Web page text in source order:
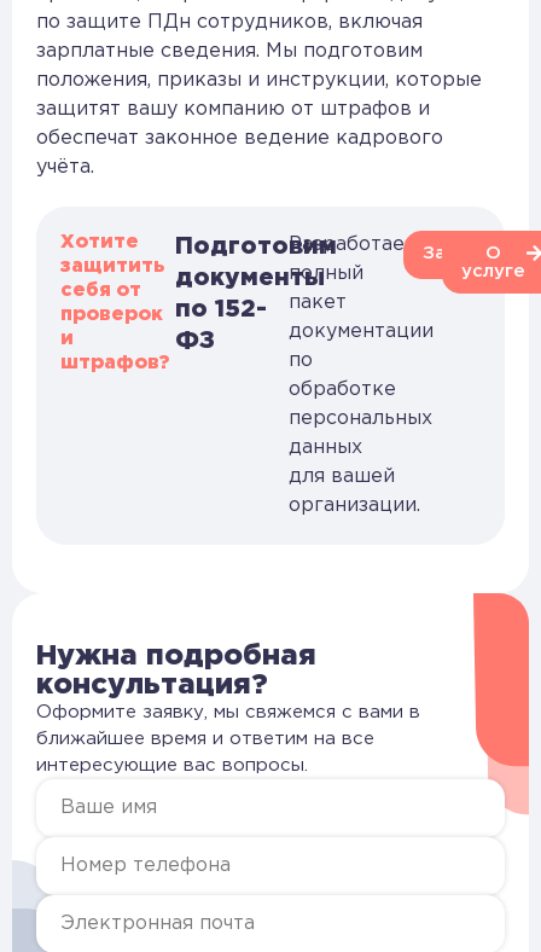
по защите ПДн сотрудников, включая
зарплатные сведения. Мы подготовим
положения, приказы и инструкции, которые
защитят вашу компанию от штрафов и
обеспечат законное ведение кадрового
учёта.
Хотите
защитить
себя от
проверок
и
штрафов?
Подготовим
документы
по 152-
ФЗ
Разработаем
полный
пакет
документации
по
обработке
персональных
данных
для вашей
организации.
Заказать
О
услуге
Нужна подробная
консультация?
Оформите заявку, мы свяжемся с вами в
ближайшее время и ответим на все
интересующие вас вопросы.